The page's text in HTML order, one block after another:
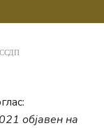
објавен на